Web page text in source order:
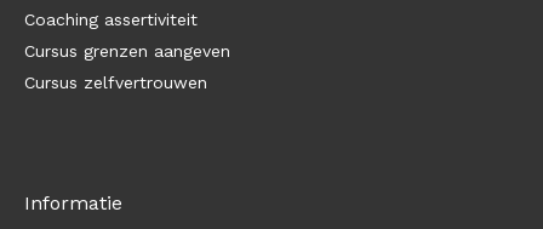
Coaching assertiviteit
Cursus grenzen aangeven
Cursus zelfvertrouwen
Informatie